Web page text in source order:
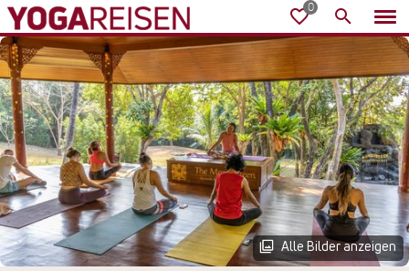
Alle Bilder anzeigen